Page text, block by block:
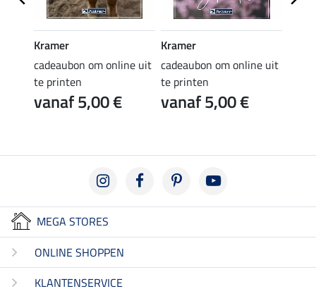
Kramer
cadeaubon om online uit
te printen
vanaf 5,00 €
Kramer
cadeaubon om online uit
te printen
vanaf 5,00 €
MEGA STORES
ONLINE SHOPPEN
KLANTENSERVICE